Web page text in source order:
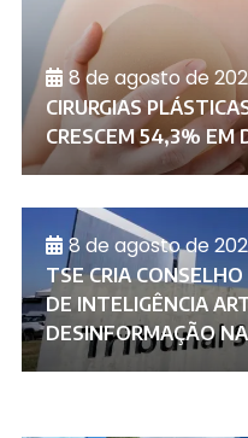
8 de agosto de
CIRURGIAS
CRESCEM 54,3% EM
8 de agosto de
TSE CRIA
DE INTELIGÊNCIA
DESINFORMAÇÃO